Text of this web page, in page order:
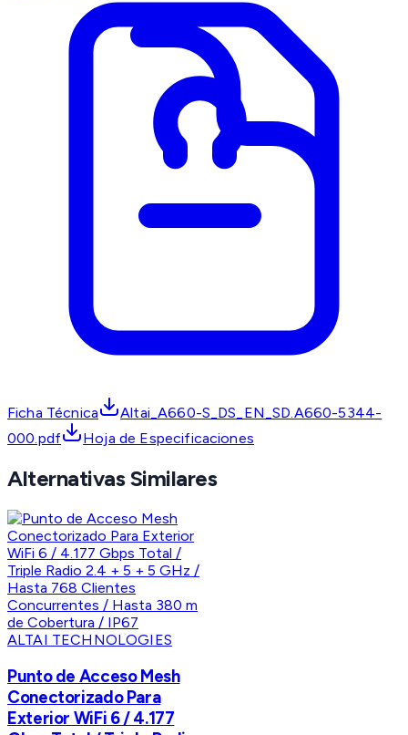
Ficha Técnica
Altai_A660-S_DS_EN_SD.A660-5344-
000.pdf
Hoja de Especificaciones
Alternativas Similares
ALTAI TECHNOLOGIES
Punto de Acceso Mesh
Conectorizado Para
Exterior WiFi 6 / 4.177